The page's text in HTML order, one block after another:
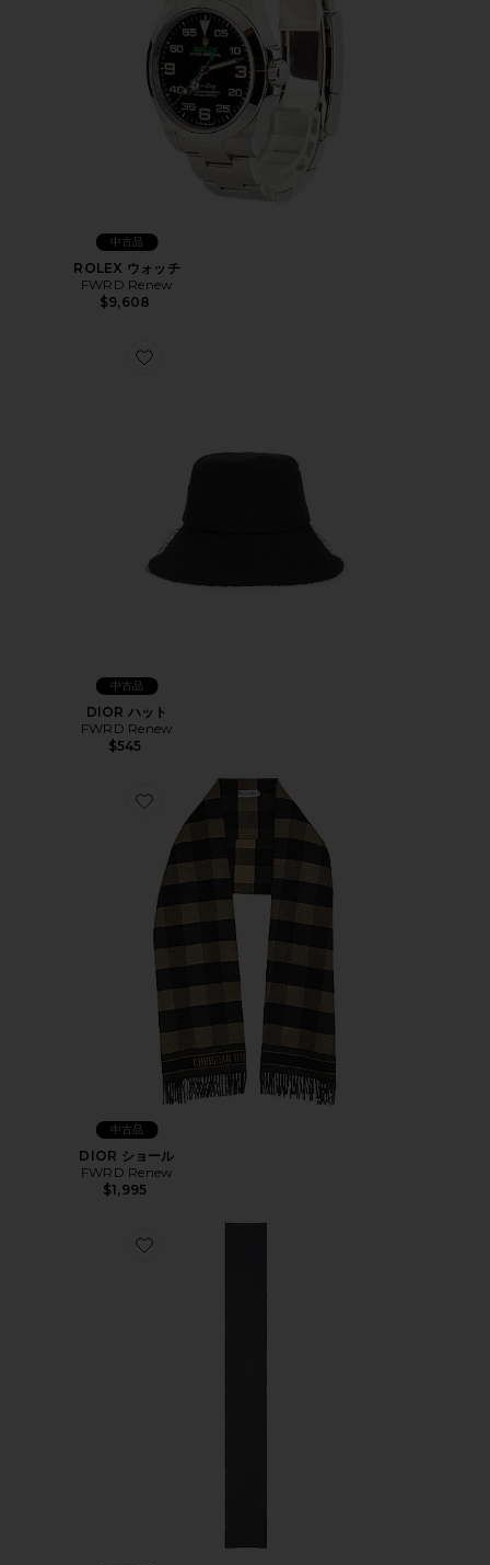
中古品
ROLEX ウォッチ
FWRD Renew
$9,608
Favorite DIOR ハット
中古品
DIOR ハット
FWRD Renew
$545
Favorite DIOR ショール
中古品
DIOR ショール
FWRD Renew
$1,995
Favorite FENDI スカーフ